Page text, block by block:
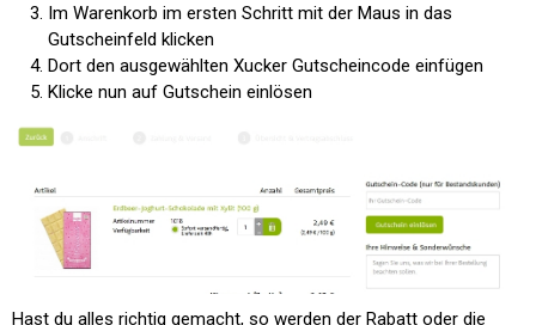
Im Warenkorb im ersten Schritt mit der Maus in das
Gutscheinfeld klicken
Dort den ausgewählten Xucker Gutscheincode einfügen
Klicke nun auf Gutschein einlösen
Hast du alles richtig gemacht, so werden der Rabatt oder die